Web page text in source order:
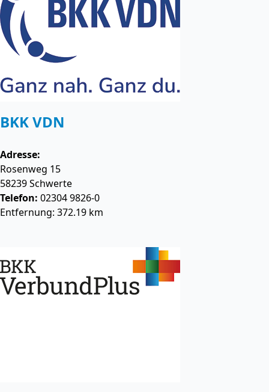
BKK VDN
Adresse:
Rosenweg 15
58239Schwerte
Telefon: 02304 9826-0
Entfernung: 372.19 km